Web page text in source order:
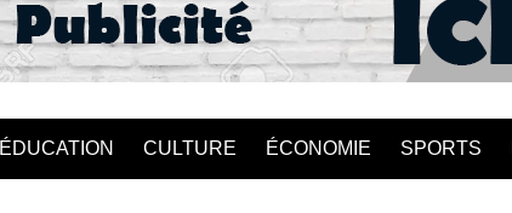
ÉDUCATION CULTURE ÉCONOMIE SPORTS